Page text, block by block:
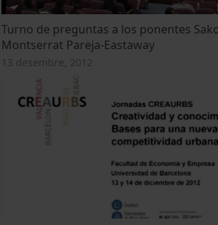
Turno de preguntas a los ponentes
Montserrat Pareja-Eastaway
13 desembre, 2012